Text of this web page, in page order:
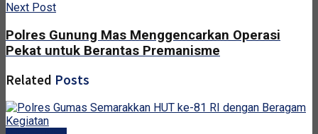
Next Post
Polres Gunung Mas Menggencarkan Operasi
Pekat untuk Berantas Premanisme
Related Posts